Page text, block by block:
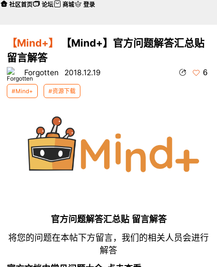
【Mind+】
【Mind+】官方问题解答汇总贴
留言解答
Forgotten 2018.12.19 6
#Mind+ #资源下载
官方问题解答汇总贴 留言解答
将您的问题在本帖下方留言，我们的相关人员会进行
解答
社区首页 论坛 商城 登录